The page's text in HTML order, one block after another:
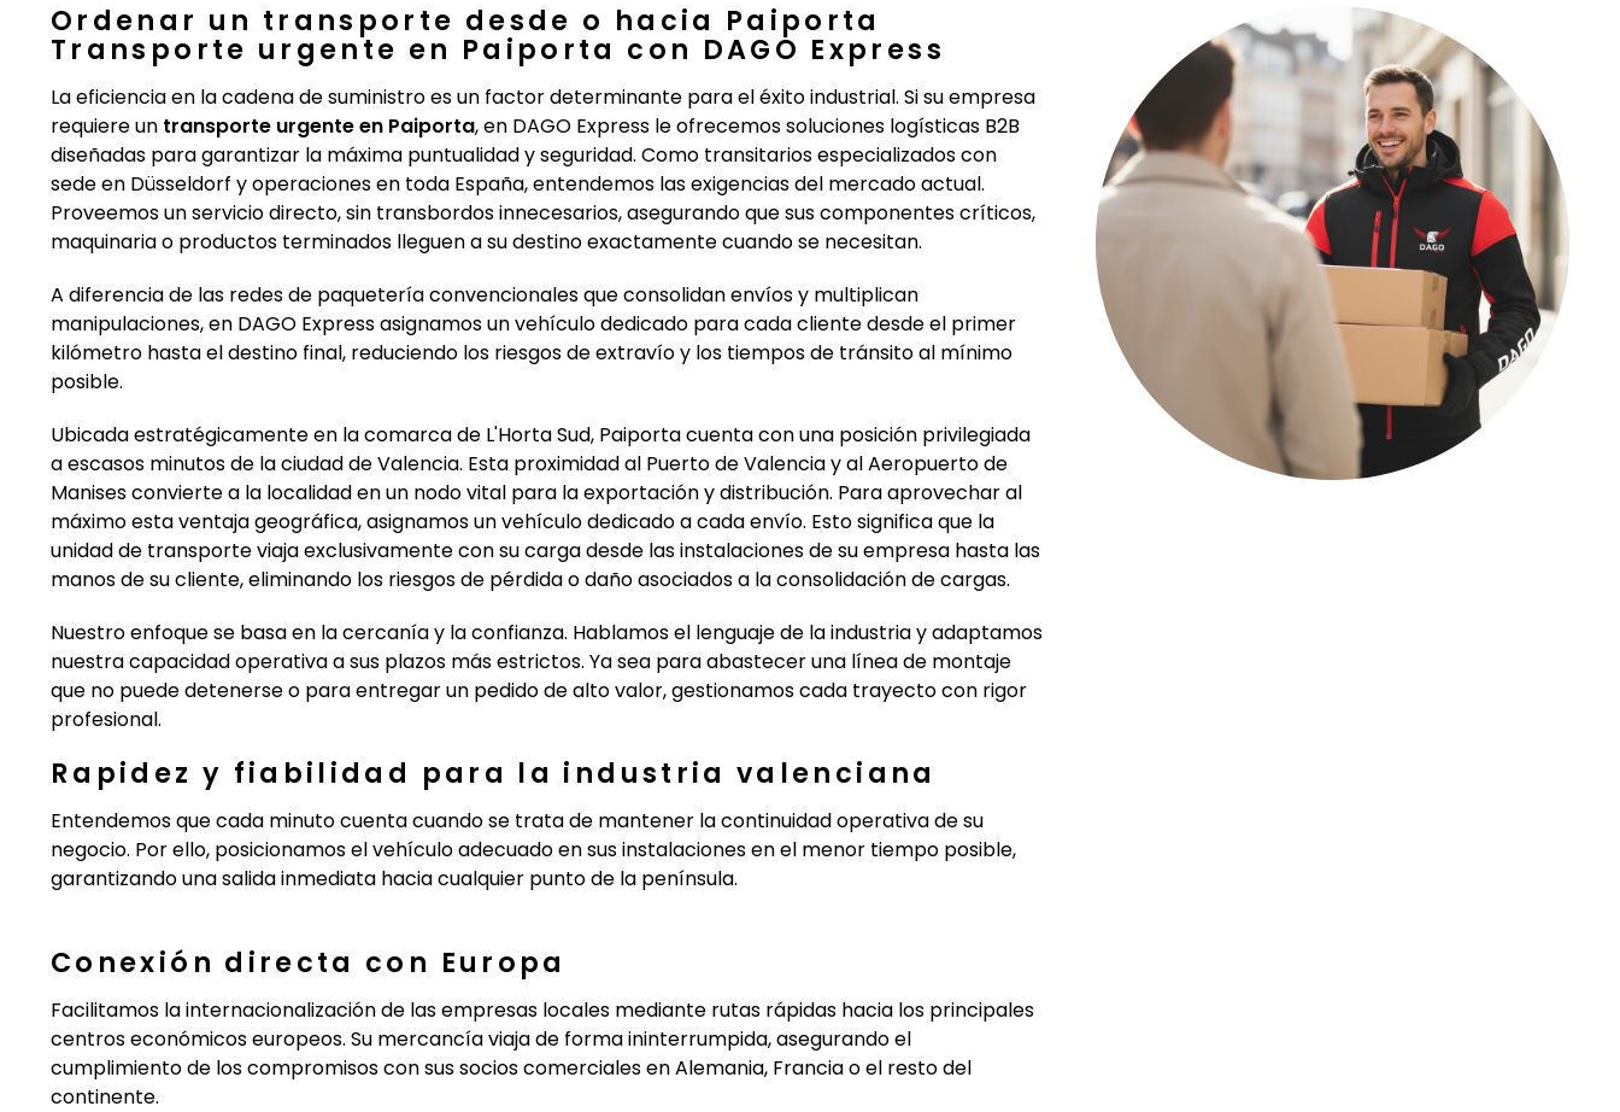
Ordenar un transporte desde o hacia Paiporta
Transporte urgente en Paiporta con DAGO Express
La eficiencia en la cadena de suministro es un factor determinante para el éxito industrial. Si su empresa
requiere un transporte urgente en Paiporta, en DAGO Express le ofrecemos soluciones logísticas B2B
diseñadas para garantizar la máxima puntualidad y seguridad. Como transitarios especializados con
sede en Düsseldorf y operaciones en toda España, entendemos las exigencias del mercado actual.
Proveemos un servicio directo, sin transbordos innecesarios, asegurando que sus componentes críticos,
maquinaria o productos terminados lleguen a su destino exactamente cuando se necesitan.
A diferencia de las redes de paquetería convencionales que consolidan envíos y multiplican
manipulaciones, en DAGO Express asignamos un vehículo dedicado para cada cliente desde el primer
kilómetro hasta el destino final, reduciendo los riesgos de extravío y los tiempos de tránsito al mínimo
posible.
Ubicada estratégicamente en la comarca de L'Horta Sud, Paiporta cuenta con una posición privilegiada
a escasos minutos de la ciudad de Valencia. Esta proximidad al Puerto de Valencia y al Aeropuerto de
Manises convierte a la localidad en un nodo vital para la exportación y distribución. Para aprovechar al
máximo esta ventaja geográfica, asignamos un vehículo dedicado a cada envío. Esto significa que la
unidad de transporte viaja exclusivamente con su carga desde las instalaciones de su empresa hasta las
manos de su cliente, eliminando los riesgos de pérdida o daño asociados a la consolidación de cargas.
Nuestro enfoque se basa en la cercanía y la confianza. Hablamos el lenguaje de la industria y adaptamos
nuestra capacidad operativa a sus plazos más estrictos. Ya sea para abastecer una línea de montaje
que no puede detenerse o para entregar un pedido de alto valor, gestionamos cada trayecto con rigor
profesional.
Rapidez y fiabilidad para la industria valenciana
Entendemos que cada minuto cuenta cuando se trata de mantener la continuidad operativa de su
negocio. Por ello, posicionamos el vehículo adecuado en sus instalaciones en el menor tiempo posible,
garantizando una salida inmediata hacia cualquier punto de la península.
Conexión directa con Europa
Facilitamos la internacionalización de las empresas locales mediante rutas rápidas hacia los principales
centros económicos europeos. Su mercancía viaja de forma ininterrumpida, asegurando el
cumplimiento de los compromisos con sus socios comerciales en Alemania, Francia o el resto del
continente.